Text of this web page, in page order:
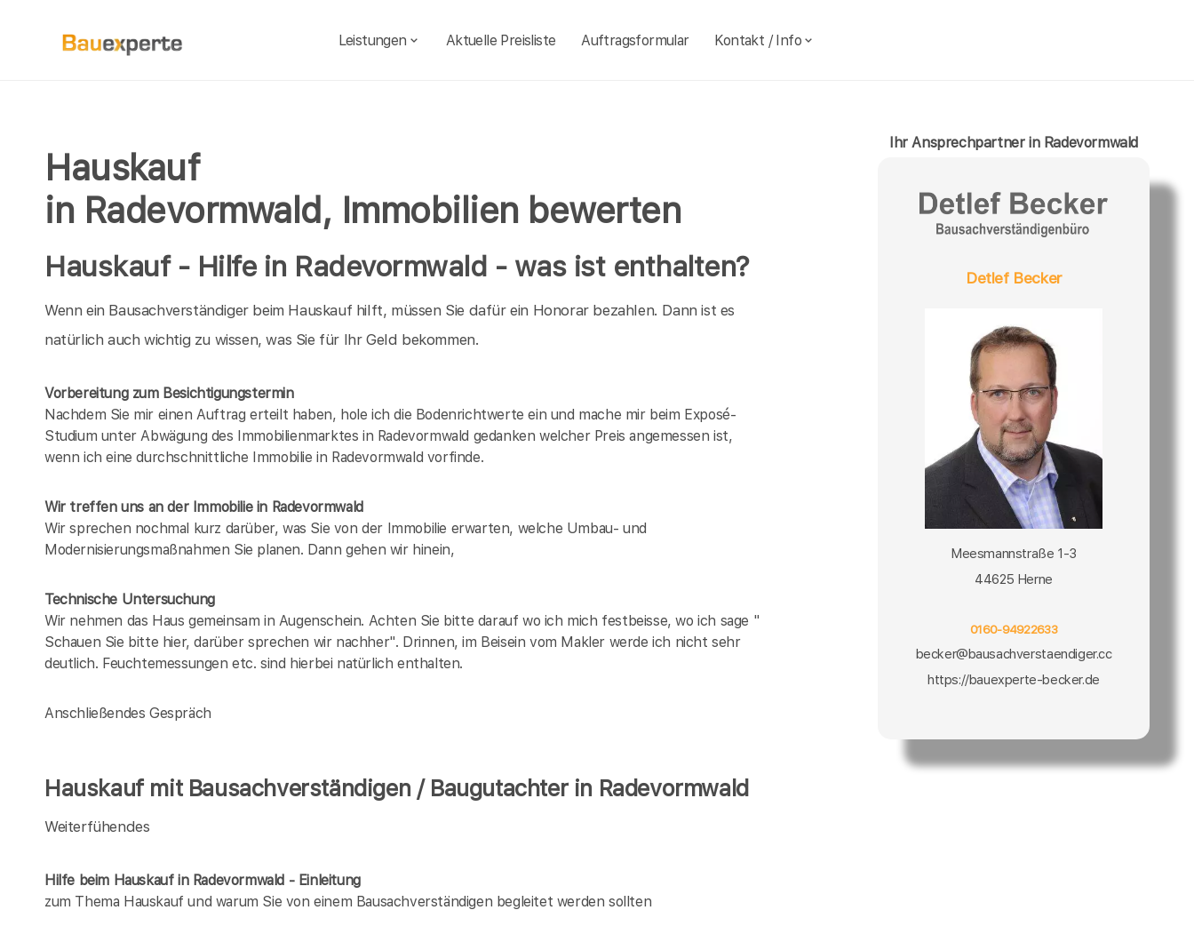
Leistungen Aktuelle Preisliste Auftragsformular Kontakt / Info
Hauskauf
in Radevormwald, Immobilien bewerten
Hauskauf - Hilfe in Radevormwald - was ist enthalten?
Wenn ein Bausachverständiger beim Hauskauf hilft, müssen Sie dafür ein Honorar bezahlen. Dann ist es
natürlich auch wichtig zu wissen, was Sie für Ihr Geld bekommen.
Vorbereitung zum Besichtigungstermin
Nachdem Sie mir einen Auftrag erteilt haben, hole ich die Bodenrichtwerte ein und mache mir beim Exposé-
Studium unter Abwägung des Immobilienmarktes in Radevormwald gedanken welcher Preis angemessen ist,
wenn ich eine durchschnittliche Immobilie in Radevormwald vorfinde.
Wir treffen uns an der Immobilie in Radevormwald
Wir sprechen nochmal kurz darüber, was Sie von der Immobilie erwarten, welche Umbau- und
Modernisierungsmaßnahmen Sie planen. Dann gehen wir hinein,
Technische Untersuchung
Wir nehmen das Haus gemeinsam in Augenschein. Achten Sie bitte darauf wo ich mich festbeisse, wo ich sage "
Schauen Sie bitte hier, darüber sprechen wir nachher". Drinnen, im Beisein vom Makler werde ich nicht sehr
deutlich. Feuchtemessungen etc. sind hierbei natürlich enthalten.
Anschließendes Gespräch
Hauskauf mit Bausachverständigen / Baugutachter in Radevormwald
Weiterfühendes
Hilfe beim Hauskauf in Radevormwald - Einleitung
zum Thema Hauskauf und warum Sie von einem Bausachverständigen begleitet werden sollten
Ihr Ansprechpartner in Radevormwald
Detlef Becker
Meesmannstraße 1-3
44625 Herne
0160-94922633
becker@bausachverstaendiger.cc
https://bauexperte-becker.de